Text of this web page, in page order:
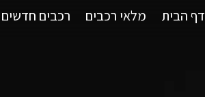
דף הבית מלאי רכבים רכבים חדשים